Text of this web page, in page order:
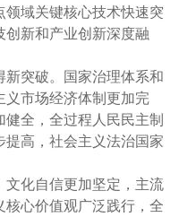
域关键核心技术快速突
新和产业创新深度融
破。国家治理体系和
义市场经济体制更加完
全，全过程人民民主制
高，社会主义法治国家
自信更加坚定，主流
心价值观广泛践行，全